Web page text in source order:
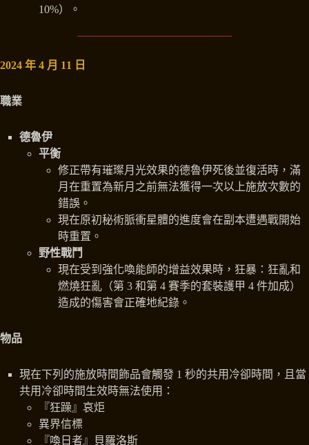
10%）。
2024 年 4 月 11 日
職業
德魯伊
平衡
修正帶有璀璨月光效果的德魯伊死後並復活時，滿
月在重置為新月之前無法獲得一次以上施放次數的
錯誤。
現在原初秘術脈衝星體的進度會在副本遭遇戰開始
時重置。
野性戰鬥
現在受到強化喚能師的增益效果時，狂暴：狂亂和
燃燒狂亂（第 3 和第 4 賽季的套裝護甲 4 件加成）
造成的傷害會正確地紀錄。
物品
現在下列的施放時間飾品會觸發 1 秒的共用冷卻時間，且當
共用冷卻時間生效時無法使用：
『狂躁』哀炬
異界信標
『喚日者』貝羅洛斯